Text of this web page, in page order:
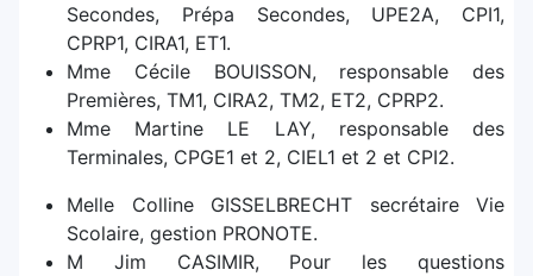
Secondes, Prépa Secondes, UPE2A, CPI1,
CPRP1, CIRA1, ET1.
Mme Cécile BOUISSON, responsable des
Premières, TM1, CIRA2, TM2, ET2, CPRP2.
Mme Martine LE LAY, responsable des
Terminales, CPGE1 et 2, CIEL1 et 2 et CPI2.
Melle Colline GISSELBRECHT secrétaire Vie
Scolaire, gestion PRONOTE.
M Jim CASIMIR, Pour les questions